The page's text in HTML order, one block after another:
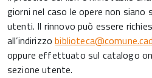
giorni nel caso le opere non
utenti. Il rinnovo può essere
all’indirizzo
oppure effettuato sul catalogo
sezione utente.